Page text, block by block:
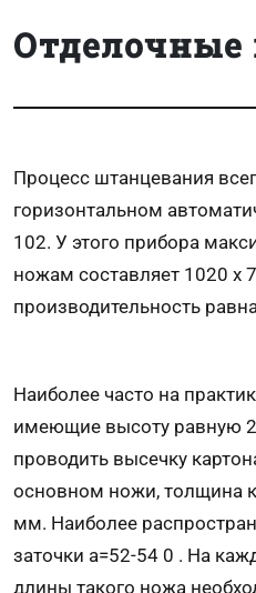
Отделочные
Процесс штанцевания
горизонтальном
102. У этого прибора
ножам составляет 1020 х
производительность
Наиболее часто на
имеющие высоту равную
проводить высечку
основном ножи, толщина
мм. Наиболее
заточки a=52-54 0 . На
длины такого ножа